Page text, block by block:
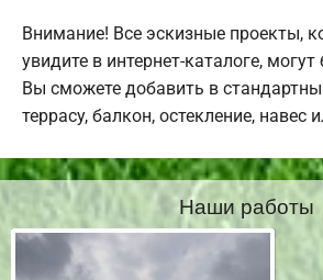
Внимание! Все эскизные проекты,
увидите в интернет-каталоге,
Вы сможете добавить в
террасу, балкон, остекление, навес
Наши работы